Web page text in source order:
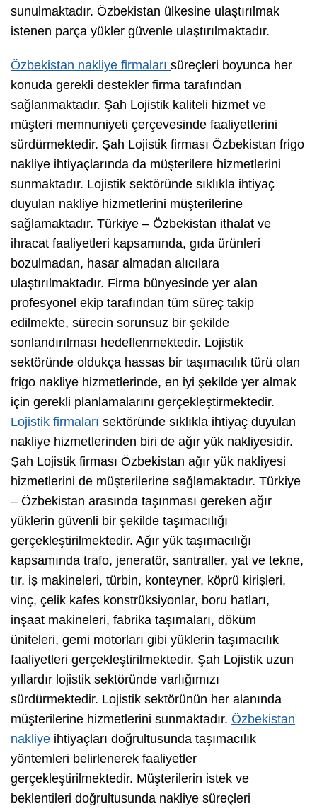
sunulmaktadır. Özbekistan ülkesine ulaştırılmak
istenen parça yükler güvenle ulaştırılmaktadır.
Özbekistan nakliye firmaları süreçleri boyunca her
konuda gerekli destekler firma tarafından
sağlanmaktadır. Şah Lojistik kaliteli hizmet ve
müşteri memnuniyeti çerçevesinde faaliyetlerini
sürdürmektedir. Şah Lojistik firması Özbekistan frigo
nakliye ihtiyaçlarında da müşterilere hizmetlerini
sunmaktadır. Lojistik sektöründe sıklıkla ihtiyaç
duyulan nakliye hizmetlerini müşterilerine
sağlamaktadır. Türkiye – Özbekistan ithalat ve
ihracat faaliyetleri kapsamında, gıda ürünleri
bozulmadan, hasar almadan alıcılara
ulaştırılmaktadır. Firma bünyesinde yer alan
profesyonel ekip tarafından tüm süreç takip
edilmekte, sürecin sorunsuz bir şekilde
sonlandırılması hedeflenmektedir. Lojistik
sektöründe oldukça hassas bir taşımacılık türü olan
frigo nakliye hizmetlerinde, en iyi şekilde yer almak
için gerekli planlamalarını gerçekleştirmektedir.
Lojistik firmaları sektöründe sıklıkla ihtiyaç duyulan
nakliye hizmetlerinden biri de ağır yük nakliyesidir.
Şah Lojistik firması Özbekistan ağır yük nakliyesi
hizmetlerini de müşterilerine sağlamaktadır. Türkiye
– Özbekistan arasında taşınması gereken ağır
yüklerin güvenli bir şekilde taşımacılığı
gerçekleştirilmektedir. Ağır yük taşımacılığı
kapsamında trafo, jeneratör, santraller, yat ve tekne,
tır, iş makineleri, türbin, konteyner, köprü kirişleri,
vinç, çelik kafes konstrüksiyonlar, boru hatları,
inşaat makineleri, fabrika taşımaları, döküm
üniteleri, gemi motorları gibi yüklerin taşımacılık
faaliyetleri gerçekleştirilmektedir. Şah Lojistik uzun
yıllardır lojistik sektöründe varlığımızı
sürdürmektedir. Lojistik sektörünün her alanında
müşterilerine hizmetlerini sunmaktadır. Özbekistan
nakliye ihtiyaçları doğrultusunda taşımacılık
yöntemleri belirlenerek faaliyetler
gerçekleştirilmektedir. Müşterilerin istek ve
beklentileri doğrultusunda nakliye süreçleri